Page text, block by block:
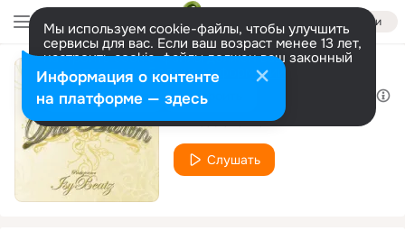
Войти
Мы используем cookie-файлы, чтобы улучшить
сервисы для вас. Если ваш возраст менее 13 лет,
настроить cookie-файлы должен ваш законный
представитель. Больше информации
Разрешить все Настроить
41 Beatfanatika
Слушать
Информация о контенте
на платформе — здесь